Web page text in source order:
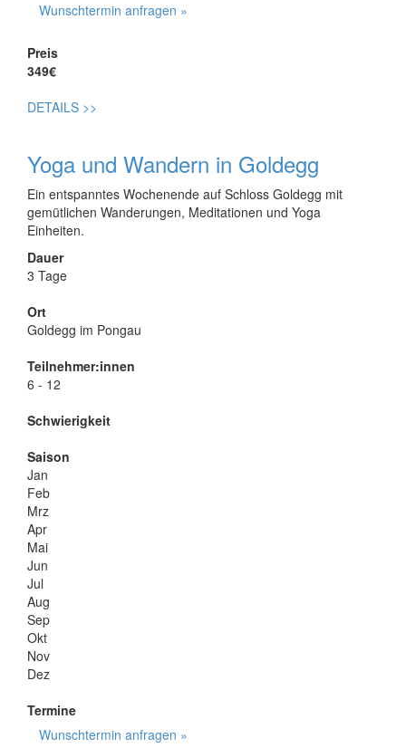
Wunschtermin anfragen »
Preis
349€
DETAILS >>
Yoga und Wandern in Goldegg
Ein entspanntes Wochenende auf Schloss Goldegg mit
gemütlichen Wanderungen, Meditationen und Yoga
Einheiten.
Dauer
3 Tage
Ort
Goldegg im Pongau
Teilnehmer:innen
6 - 12
Schwierigkeit
Saison
Jan
Feb
Mrz
Apr
Mai
Jun
Jul
Aug
Sep
Okt
Nov
Dez
Termine
Wunschtermin anfragen »